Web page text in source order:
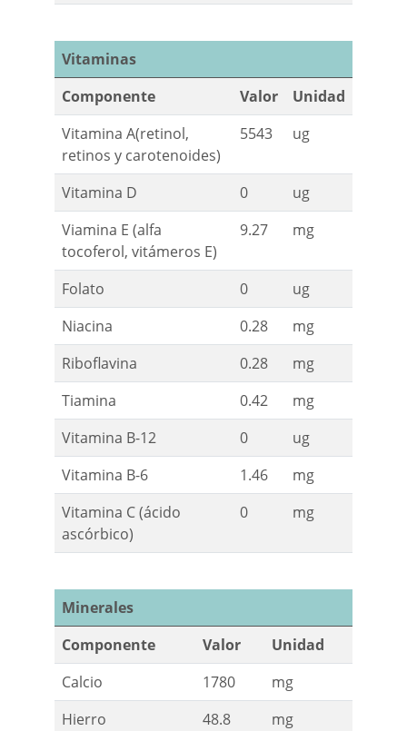
Vitaminas
Componente
Valor
Unidad
Vitamina A(retinol,
retinos y carotenoides)
5543 ug
Vitamina D 0
ug
Viamina E (alfa
tocoferol, vitámeros E)
9.27 mg
Folato 0
ug
Niacina
0.28
mg
Riboflavina
0.28
mg
Tiamina
0.42
mg
Vitamina B-12
0
ug
Vitamina B-6
1.46
mg
Vitamina C (ácido
ascórbico)
0 mg
Minerales
Componente
Valor
Unidad
Calcio
1780
mg
Hierro
48.8
mg